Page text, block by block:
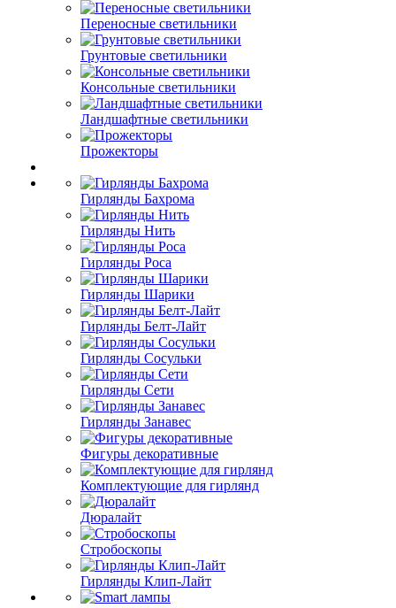
Переносные светильники
Грунтовые светильники
Консольные светильники
Ландшафтные светильники
Прожекторы
Гирлянды Бахрома
Гирлянды Нить
Гирлянды Роса
Гирлянды Шарики
Гирлянды Белт-Лайт
Гирлянды Сосульки
Гирлянды Сети
Гирлянды Занавес
Фигуры декоративные
Комплектующие для гирлянд
Дюралайт
Стробоскопы
Гирлянды Клип-Лайт